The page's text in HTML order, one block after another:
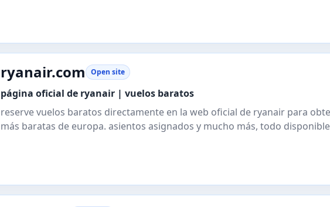
ryanair.com Open site
página oficial de ryanair | vuelos baratos
reserve vuelos baratos directamente en la web oficial de ryanair para
más baratas de europa. asientos asignados y mucho más, todo